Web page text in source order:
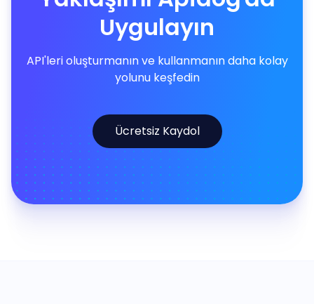
Uygulayın
API'leri oluşturmanın ve kullanmanın daha kolay
yolunu keşfedin
Ücretsiz Kaydol